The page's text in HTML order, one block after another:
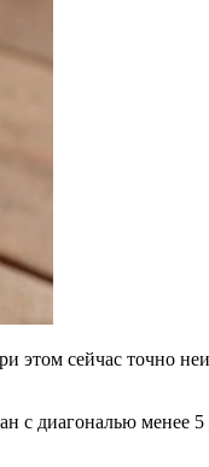
сейчас точно
с диагональю